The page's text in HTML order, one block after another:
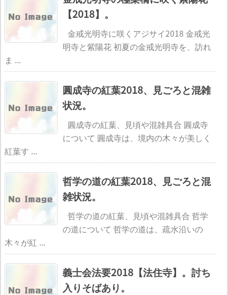
【2018】。
金戒光明寺に咲くアジサイ2018 金戒光
明寺と紫陽花 初夏の金戒光明寺を、訪れ
ま ...
圓成寺の紅葉2018、見ごろと混雑
状況。
圓成寺の紅葉、見頃や混雑具合 圓成寺
について 圓成寺は、境内の木々が美しく
紅葉す ...
哲学の道の紅葉2018、見ごろと混
雑状況。
哲学の道の紅葉、見頃や混雑具合 哲学
の道について 哲学の道は、疏水沿いの
木々が紅 ...
義士会法要2018【法住寺】。討ち
入りそばあり。